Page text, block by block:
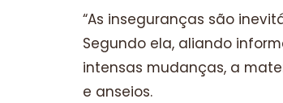
“As inseguranças são
Segundo ela, aliando
intensas mudanças, a
e anseios.